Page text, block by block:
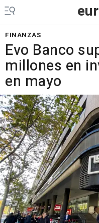
FINANZAS
Evo Banco
millones en
en mayo